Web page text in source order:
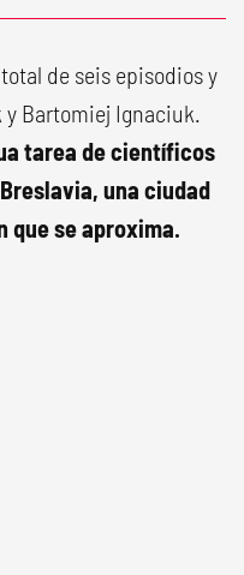
de seis episodios y
Bartomiej Ignaciuk.
tarea de científicos
una ciudad
que se aproxima.